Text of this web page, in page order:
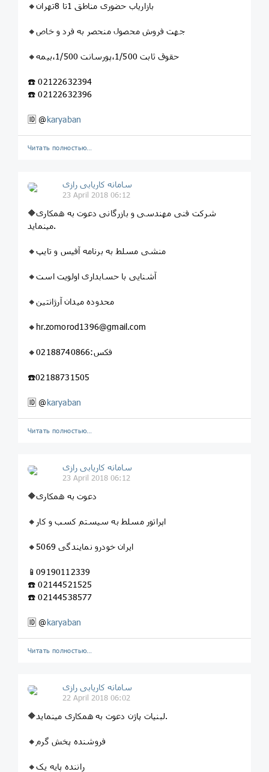
🔸بازاریاب حضوری مناطق 1تا 8تهران
🔸جهت فروش محصول منحصر به فرد و خاص
🔸حقوق ثابت 1/500،پورسانت 1/500،بیمه
☎️ 02122632394
☎️ 02122632396
🆔 @karyaban
Читать полностью…
سامانه کاریابی رازی
23 April 2018 06:12
🔶شرکت فنی مهندسی و بازرگانی دعوت به همکاری
مینماید.
🔸منشی مسلط به برنامه آفیس و تایپ
🔸آشنایی با حسابداری اولویت است
🔸محدوده میدان آرژانتین
🔸hr.zomorod1396@gmail.com
🔸فکس:02188740866
☎️02188731505
🆔 @karyaban
Читать полностью…
سامانه کاریابی رازی
23 April 2018 06:12
🔶دعوت به همکاری
🔸اپراتور مسلط به سیستم کسب و کار
🔸ایران خودرو نمایندگی 5069
📱09190112339
☎️ 02144521525
☎️ 02144538577
🆔 @karyaban
Читать полностью…
سامانه کاریابی رازی
22 April 2018 06:02
🔶لبنیات پاژن دعوت به همکاری مینماید.
🔸فروشنده پخش گرم
🔸راننده پایه یک